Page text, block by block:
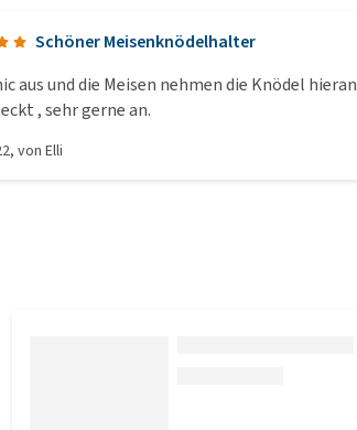
Schöner Meisenknödelhalter
aus und die Meisen nehmen die Knödel hieran
, sehr gerne an.
, vonElli